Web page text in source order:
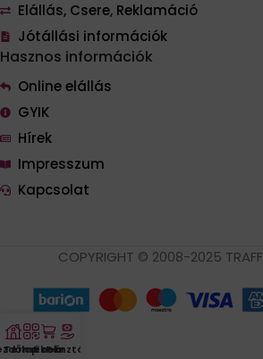
Elállás, Csere, Reklamáció
Jótállási információk
Hasznos információk
Online elállás
GYIK
Hírek
Impresszum
Kapcsolat
COPYRIGHT © 2008-2025
Termékek
Kosár
Pénztár